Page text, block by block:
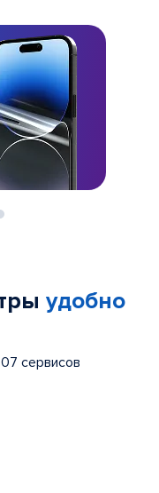
удобно
сервисов